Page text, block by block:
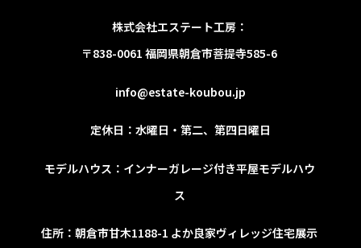
株式会社エステート工房：
〒838-0061 福岡県朝倉市菩提寺585-6
info@estate-koubou.jp
定休日：水曜日 ・第二、第四日曜日
モデルハウス：インナーガレージ付き平屋モデルハウ
ス
住所：朝倉市甘木1188-1 よか良家ヴィレッジ住宅展示